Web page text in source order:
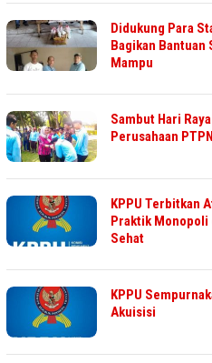
Didukung Para
Bagikan Bantuan
Mampu
Sambut Hari
Perusahaan
KPPU Terbitkan
Praktik Monopoli
Sehat
KPPU
Akuisisi